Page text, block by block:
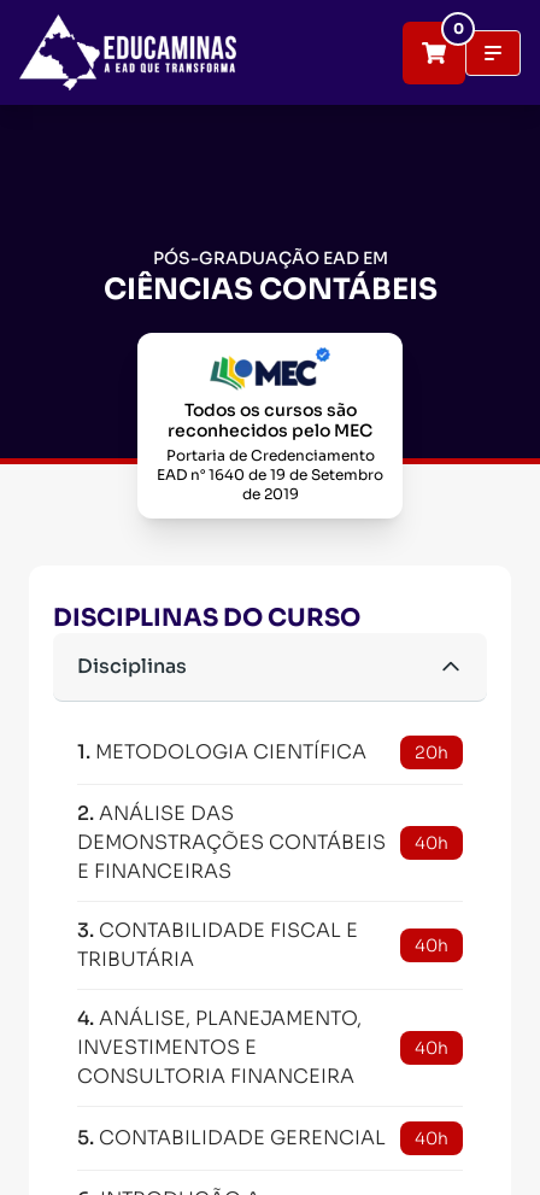
0
PÓS-GRADUAÇÃO EAD EM
CIÊNCIAS CONTÁBEIS
Todos os cursos são
reconhecidos pelo MEC
Portaria de Credenciamento
EAD n° 1640 de 19 de Setembro
de 2019
DISCIPLINAS DO CURSO
Disciplinas
1. METODOLOGIA CIENTÍFICA 20h
2.ANÁLISE DAS
DEMONSTRAÇÕES CONTÁBEIS
E FINANCEIRAS
40h
3. CONTABILIDADE FISCAL E
TRIBUTÁRIA
40h
4.ANÁLISE, PLANEJAMENTO,
INVESTIMENTOS E
CONSULTORIA FINANCEIRA
40h
5. CONTABILIDADE GERENCIAL 40h